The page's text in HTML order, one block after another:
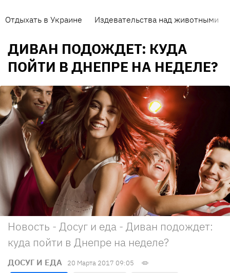
Отдыхать в Украине Издевательства над животными
ДИВАН ПОДОЖДЕТ: КУДА
ПОЙТИ В ДНЕПРЕ НА НЕДЕЛЕ?
Новость - Досуг и еда - Диван подождет:
куда пойти в Днепре на неделе?
ДОСУГ И ЕДА 20 Марта 2017 09:05